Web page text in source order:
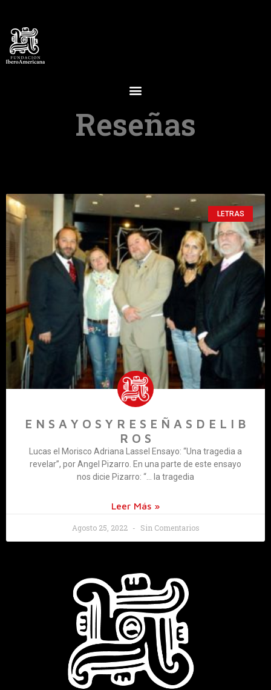
Reseñas
LETRAS
E N S A Y O S Y R E S E Ñ A S D E L I B
R O S
Lucas el Morisco Adriana Lassel Ensayo: “Una tragedia a
revelar”, por Angel Pizarro. En una parte de este ensayo
nos dicie Pizarro: “… la tragedia
Leer Más »
Agosto 25, 2022 Sin Comentarios